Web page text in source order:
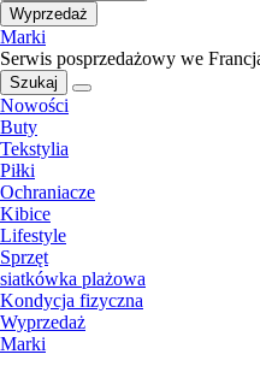
Wyprzedaż
Marki
Serwis posprzedażowy we
Szukaj
Nowości
Buty
Tekstylia
Piłki
Ochraniacze
Kibice
Lifestyle
Sprzęt
siatkówka plażowa
Kondycja fizyczna
Wyprzedaż
Marki